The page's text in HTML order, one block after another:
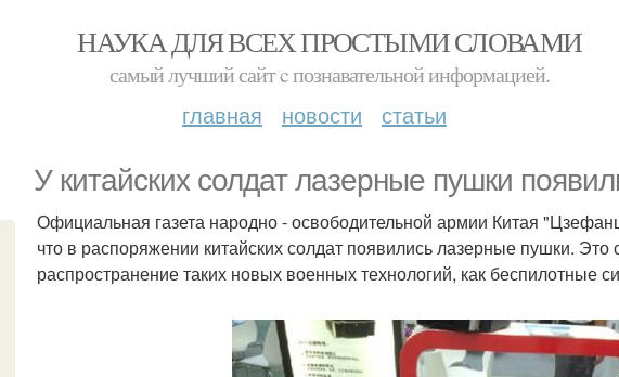
НАУКА ДЛЯ ВСЕХ ПРОСТЫМИ СЛОВАМИ
самый лучший сайт c познавательной информацией.
главная новости статьи
У китайских солдат лазерные пушки
Официальная газета народно - освободительной армии Китая
что в распоряжении китайских солдат появились лазерные пушки. Это
распространение таких новых военных технологий, как беспилотные